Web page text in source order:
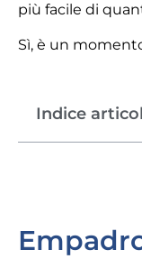
più facile di
Sì, è un
Indice